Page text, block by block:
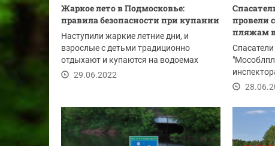
Жаркое лето в Подмосковье:
правила безопасности при купании
Наступили жаркие летние дни, и
взрослые с детьми традиционно
отдыхают и купаются на водоемах
Московской области....
29.06.2022
провели
пляжам в
этих